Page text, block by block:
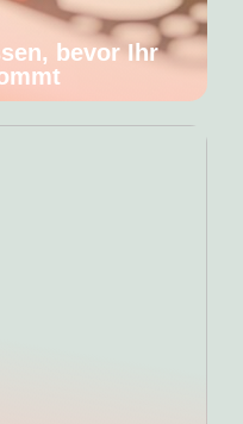
bevor Ihr